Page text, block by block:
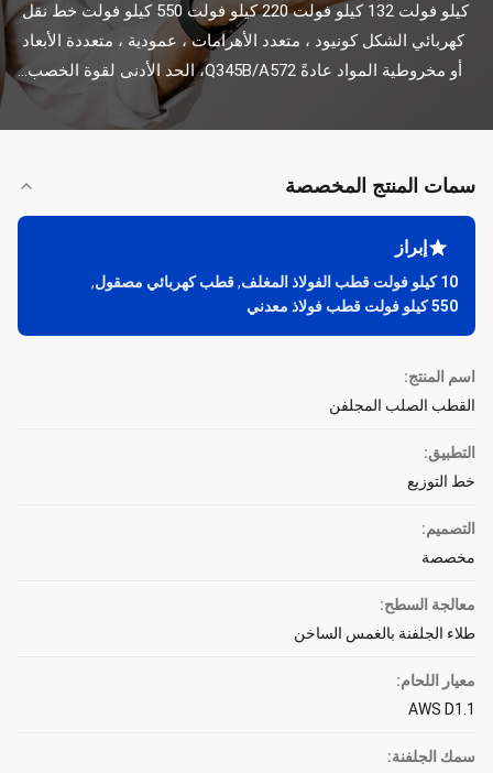
كيلو فولت 132 كيلو فولت 220 كيلو فولت 550 كيلو فولت خط نقل
أو مخروطية المواد عادةً Q345B/A572، الحد الأدنى لقوة الخصب...
سمات المنتج المخصصة
إبراز
10 كيلو فولت قطب الفولاذ المغلف ,قطب كهربائي مصقول,
550 كيلو فولت قطب فولاذ معدني
اسم المنتج:
القطب الصلب المجلفن
التطبيق:
خط التوزيع
التصميم:
مخصصة
معالجة السطح:
طلاء الجلفنة بالغمس الساخن
معيار اللحام:
AWS D1.1
سمك الجلفنة: